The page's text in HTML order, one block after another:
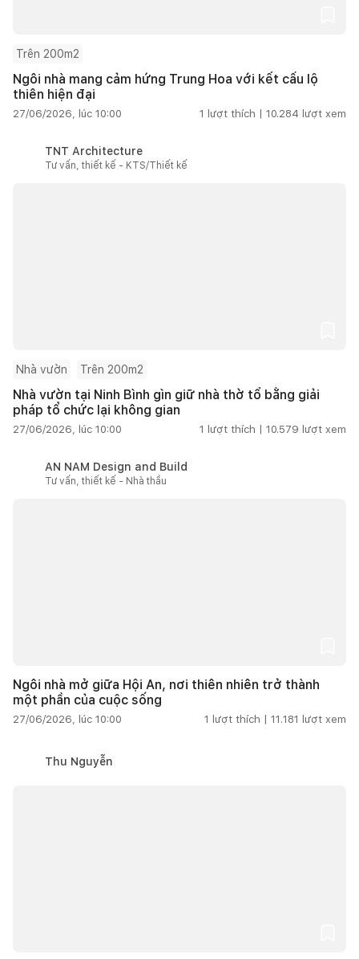
Trên 200m2
Ngôi nhà mang cảm hứng Trung Hoa với kết cấu lộ
thiên hiện đại
27/06/2026, lúc 10:00 1 lượt thích | 10.284 lượt xem
TNT Architecture
Tư vấn, thiết kế - KTS/Thiết kế
Nhà vườn Trên 200m2
Nhà vườn tại Ninh Bình gìn giữ nhà thờ tổ bằng giải
pháp tổ chức lại không gian
27/06/2026, lúc 10:00 1 lượt thích | 10.579 lượt xem
AN NAM Design and Build
Tư vấn, thiết kế - Nhà thầu
Ngôi nhà mở giữa Hội An, nơi thiên nhiên trở thành
một phần của cuộc sống
27/06/2026, lúc 10:00 1 lượt thích | 11.181 lượt xem
Thu Nguyễn